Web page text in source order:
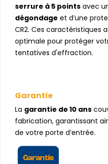
serrure à 5 points avec
dégondage et d’une
CR2. Ces caractéristiques
optimale pour protéger
tentatives d'effraction.
Garantie
La garantie de 10 ans
fabrication, garantissant
de votre porte d’entrée.